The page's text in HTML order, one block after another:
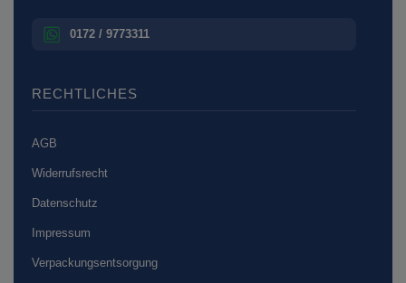
0172 / 9773311
RECHTLICHES
AGB
Widerrufsrecht
Datenschutz
Impressum
Verpackungsentsorgung